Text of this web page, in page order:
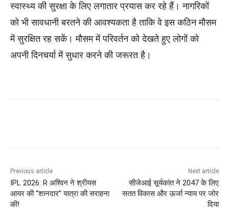
स्वास्थ्य की सुरक्षा के लिए लगातार प्रयास कर रहे हैं। नागरिकों
को भी सावधानी बरतने की आवश्यकता है ताकि वे इस कठिन मौसम
में सुरक्षित रह सकें। मौसम में परिवर्तन को देखते हुए लोगों को
अपनी दिनचर्या में सुधार करने की जरूरत है।
Previous article
IPL 2026: R अश्विन ने श्रीयस
आयर की “शानदार” यात्रा की सराहना
की!
Next article
सीजेआई सूर्यकांत ने 2047 के लिए
सतत विकास और ऊर्जा न्याय पर जोर
दिया